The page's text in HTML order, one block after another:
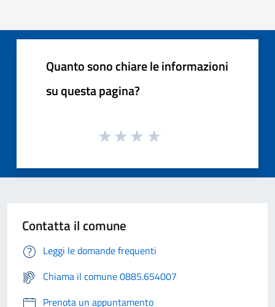
Quanto sono chiare le informazioni
su questa pagina?
Contatta il comune
Leggi le domande frequenti
Chiama il comune 0885.654007
Prenota un appuntamento